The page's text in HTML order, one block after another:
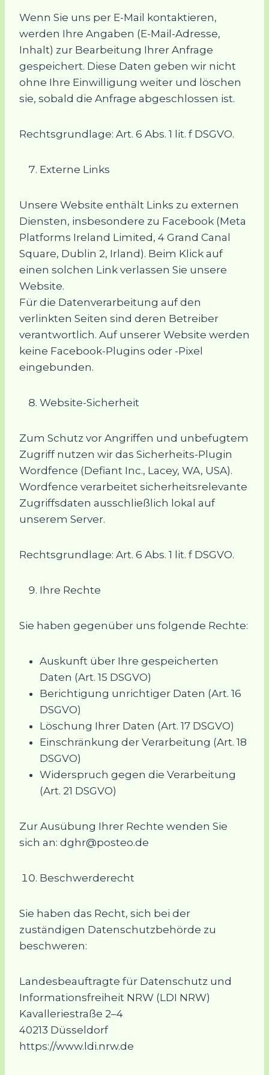
Wenn Sie uns per E-Mail kontaktieren,
werden Ihre Angaben (E-Mail-Adresse,
Inhalt) zur Bearbeitung Ihrer Anfrage
gespeichert. Diese Daten geben wir nicht
ohne Ihre Einwilligung weiter und löschen
sie, sobald die Anfrage abgeschlossen ist.
Rechtsgrundlage: Art. 6 Abs. 1 lit. f DSGVO.
Externe Links
Unsere Website enthält Links zu externen
Diensten, insbesondere zu Facebook (Meta
Platforms Ireland Limited, 4 Grand Canal
Square, Dublin 2, Irland). Beim Klick auf
einen solchen Link verlassen Sie unsere
Website.
Für die Datenverarbeitung auf den
verlinkten Seiten sind deren Betreiber
verantwortlich. Auf unserer Website werden
keine Facebook-Plugins oder -Pixel
eingebunden.
Website-Sicherheit
Zum Schutz vor Angriffen und unbefugtem
Zugriff nutzen wir das Sicherheits-Plugin
Wordfence (Defiant Inc., Lacey, WA, USA).
Wordfence verarbeitet sicherheitsrelevante
Zugriffsdaten ausschließlich lokal auf
unserem Server.
Rechtsgrundlage: Art. 6 Abs. 1 lit. f DSGVO.
Ihre Rechte
Sie haben gegenüber uns folgende Rechte:
Auskunft über Ihre gespeicherten
Daten (Art. 15 DSGVO)
Berichtigung unrichtiger Daten (Art. 16
DSGVO)
Löschung Ihrer Daten (Art. 17 DSGVO)
Einschränkung der Verarbeitung (Art. 18
DSGVO)
Widerspruch gegen die Verarbeitung
(Art. 21 DSGVO)
Zur Ausübung Ihrer Rechte wenden Sie
sich an: dghr@posteo.de
Beschwerderecht
Sie haben das Recht, sich bei der
zuständigen Datenschutzbehörde zu
beschweren:
Landesbeauftragte für Datenschutz und
Informationsfreiheit NRW (LDI NRW)
Kavalleriestraße 2–4
40213 Düsseldorf
https://www.ldi.nrw.de